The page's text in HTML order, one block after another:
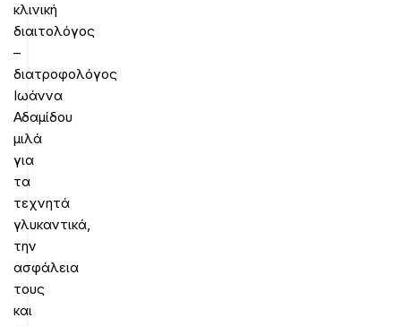
κλινική
διαιτολόγος
–
διατροφολόγος
Ιωάννα
Αδαμίδου
μιλά
για
τα
τεχνητά
γλυκαντικά,
την
ασφάλεια
τους
και